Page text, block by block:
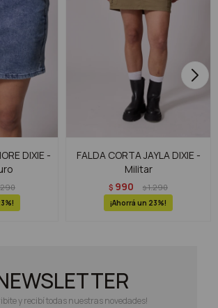
DIXIE -
FALDA CORTA JAYLA DIXIE -
Militar
$ 990 $1.290
23
y recibí todas nuestras novedades!